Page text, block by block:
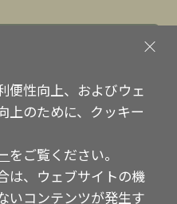
All Rights Reserved.
便性向上、およびウェ
上のために、クッキー
をご覧ください。
は、ウェブサイトの機
いコンテンツが発生す